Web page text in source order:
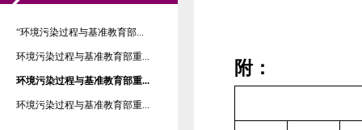
“环境污染过程与基准教育部...
环境污染过程与基准教育部重...
环境污染过程与基准教育部重...
环境污染过程与基准教育部重...
附：